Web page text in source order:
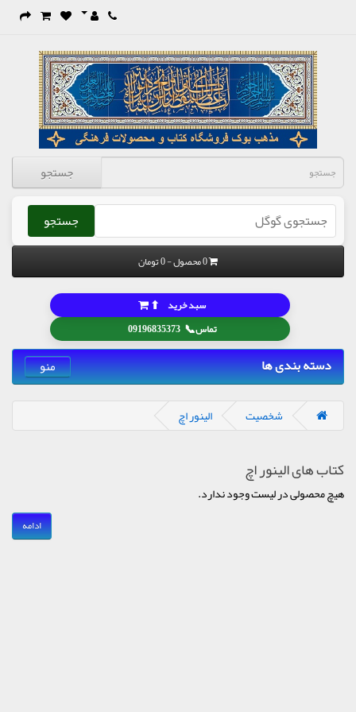
جستجو
جستجو
0 محصول - 0 تومان
تماس📞
09196835373
سبد خرید ⬆
دسته بندی ها منو
شخصیت الینور اچ
کتاب های الینور اچ
هیچ محصولی در لیست وجود ندارد.
ادامه